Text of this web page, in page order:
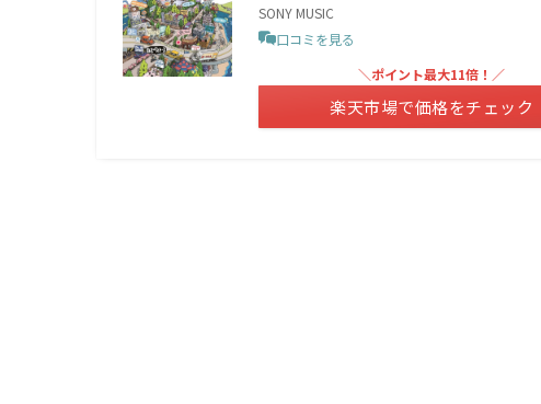
SONY MUSIC
口コミを見る
＼ポイント最大11倍！／
楽天市場で価格をチェック